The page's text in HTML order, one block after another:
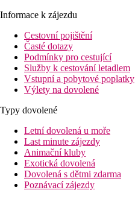
Informace k zájezdu
Cestovní pojištění
Časté dotazy
Podmínky pro cestující
Služby k cestování letadlem
Vstupní a pobytové poplatky
Výlety na dovolené
Typy dovolené
Letní dovolená u moře
Last minute zájezdy
Animační kluby
Exotická dovolená
Dovolená s dětmi zdarma
Poznávací zájezdy